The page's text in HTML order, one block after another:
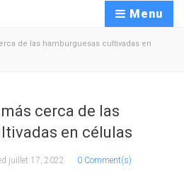
Menu
de las hamburguesas cultivadas en
cerca de las
en células
juillet 17, 2022 0 Comment(s)